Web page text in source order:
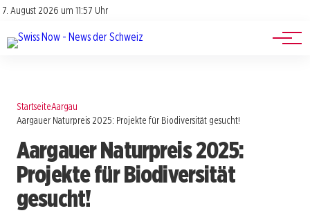
7. August 2026 um 11:57 Uhr
Impressum
Jobs
Events
StartseiteAargau
Aargauer Naturpreis 2025: Projekte für Biodiversität gesucht!
Aargauer Naturpreis 2025:
Projekte für Biodiversität
gesucht!